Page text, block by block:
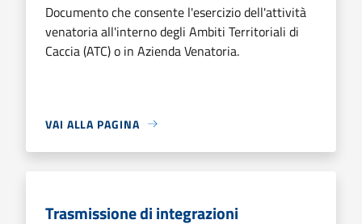
Documento che consente l'esercizio dell'attività
venatoria all'interno degli Ambiti Territoriali di
Caccia (ATC) o in Azienda Venatoria.
VAI ALLA PAGINA
Trasmissione di integrazioni